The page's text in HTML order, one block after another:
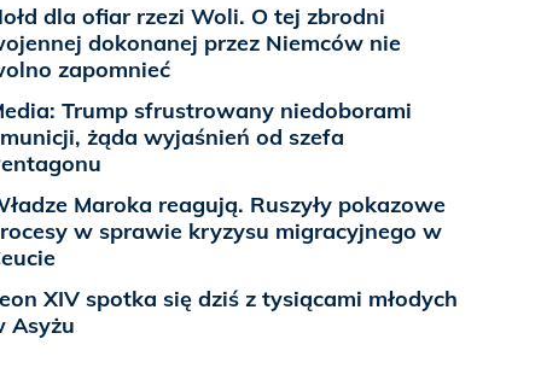
dla ofiar rzezi Woli. O tej zbrodni
dokonanej przez Niemców nie
zapomnieć
Trump sfrustrowany niedoborami
żąda wyjaśnień od szefa
Maroka reagują. Ruszyły pokazowe
w sprawie kryzysu migracyjnego w
XIV spotka się dziś z tysiącami młodych
Asyżu